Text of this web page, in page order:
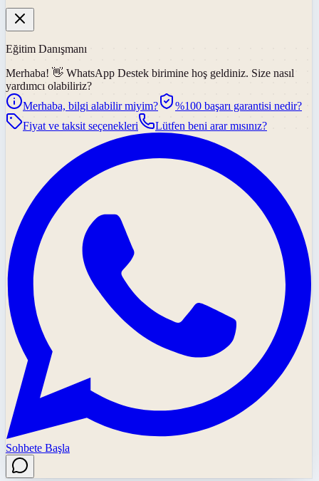
Eğitim Danışmanı
Merhaba! 👋 WhatsApp Destek birimine hoş geldiniz. Size nasıl
yardımcı olabiliriz?
Merhaba, bilgi alabilir miyim?
%100 başarı garantisi nedir?
Fiyat ve taksit seçenekleri
Lütfen beni arar mısınız?
Sohbete Başla